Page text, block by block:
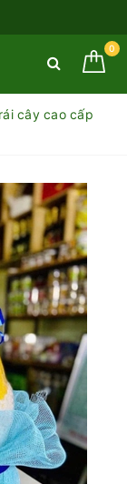
0
cây cao cấp